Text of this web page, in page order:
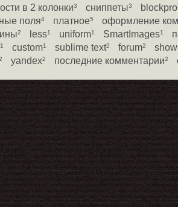
в 2 колонки3 сниппеты3 blockpro
поля4 платное5 оформление
2 less1 uniform1 SmartImages1
1 custom1 sublime text2 forum2
yandex2 последние комментарии2